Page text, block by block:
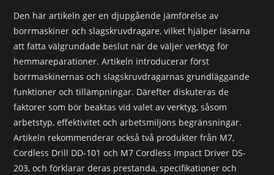
Den här artikeln ger en djupgående jämförelse av
borrmaskiner och slagskruvdragare, vilket hjälper läsarna
att fatta välgrundade beslut när de väljer verktyg för
hemmareparationer. Artikeln introducerar först
borrmaskinernas och slagskruvdragarnas grundläggande
funktioner och tillämpningar. Därefter diskuteras de
faktorer som bör beaktas vid valet av verktyg, såsom
arbetstyp, effektivitet och arbetsmiljöns begränsningar.
Artikeln rekommenderar också två produkter från M7,
Cordless Drill DD-101 och M7 Cordless Impact Driver DS-
203, och förklarar deras prestanda, specifikationer och